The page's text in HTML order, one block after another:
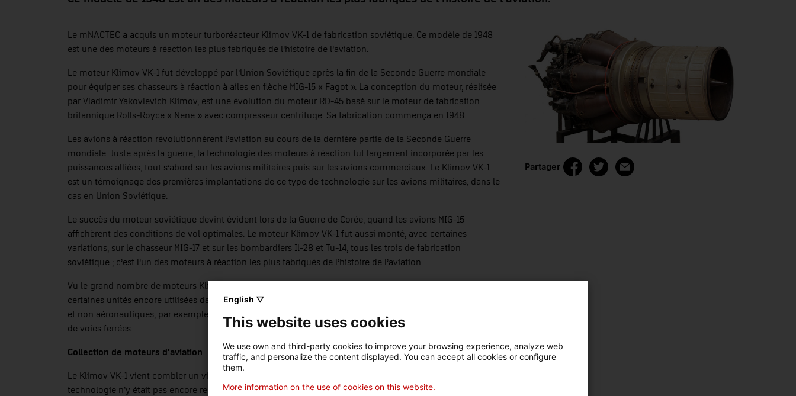
Le mNACTEC a acquis un moteur turboréacteur Klimov VK-1 de fabrication soviétique. Ce modèle de 1948
est une des moteurs à réaction les plus fabriqués de l’histoire de l’aviation.
Le moteur Klimov VK-1 fut développé par l’Union Soviétique après la fin de la Seconde Guerre mondiale
pour équiper ses chasseurs à réaction à ailes en flèche MIG-15 « Fagot ». La conception du moteur, réalisée
par Vladimir Yakovlevich Klimov, est une évolution du moteur RD-45 basé sur le moteur de fabrication
britannique Rolls-Royce « Nene » avec compresseur centrifuge. Sa fabrication commença en 1948.
Les avions à réaction révolutionnèrent l’aviation au cours de la dernière partie de la Seconde Guerre
mondiale. Juste après la guerre, la technologie des moteurs à réaction fut largement incorporée par les
puissances alliées, tout s’abord sur les avions militaires puis sur les avions commerciaux. Le Klimov VK-1
est un témoignage des premières implantations de ce type de technologie sur les avions militaires, dans le
cas en Union Soviétique.
Le succès du moteur soviétique devint évident lors de la Guerre de Corée, quand les avions MIG-15
affichèrent des conditions de vol optimales. Le moteur Klimov VK-1 fut aussi monté, avec certaines
variations, sur le chasseur MIG-17 et sur les bombardiers Il-28 et Tu-14, tous les trois de fabrication
soviétique ; c’est l’un des moteurs à réaction les plus fabriqués de l’histoire de l’aviation.
Vu le grand nombre de moteurs Klimov VK-1 qui furent fabriqués, nous pouvons trouver de nos jours
certaines unités encore utilisées dans les anciennes républiques soviétiques pour des applications diverses
et non aéronautiques, par exemple comme source de chauffage pour le dégel des pistes d’atterrissage ou
de voies ferrées.
Collection de moteurs d’aviation
Le Klimov VK-1 vient combler un vide dans la collection des moteurs d’aviation du mNACTEC, car cette
technologie n’y était pas encore représentée.
Partager
English ▽
This website uses cookies
We use own and third-party cookies to improve your browsing experience, analyze web
traffic, and personalize the content displayed. You can accept all cookies or configure
them.
More information on the use of cookies on this website.